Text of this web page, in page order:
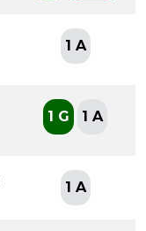
1 A
1 G 1 A
1 A